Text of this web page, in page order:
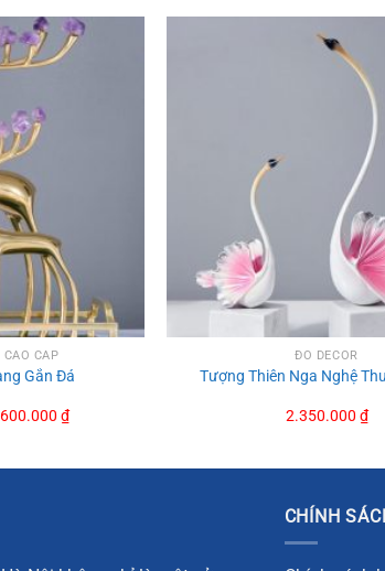
CẤP
Gắn Đá
₫
ĐỒ DECOR
Tượng Thiên Nga Nghệ
2.350.000 ₫
CHÍNH